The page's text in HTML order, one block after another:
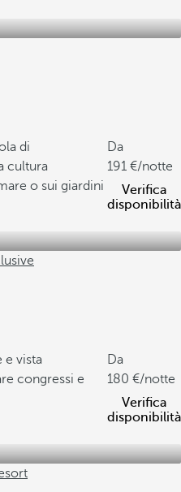
di
cultura
o sui giardini
Da
191
/notte
Verifica
disponibilità
e vista
congressi e
Da
180
/notte
Verifica
disponibilità